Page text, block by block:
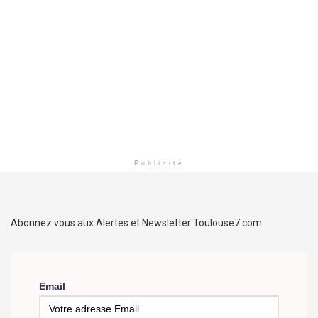
Publicité
Abonnez vous aux Alertes et Newsletter Toulouse7.com
Email